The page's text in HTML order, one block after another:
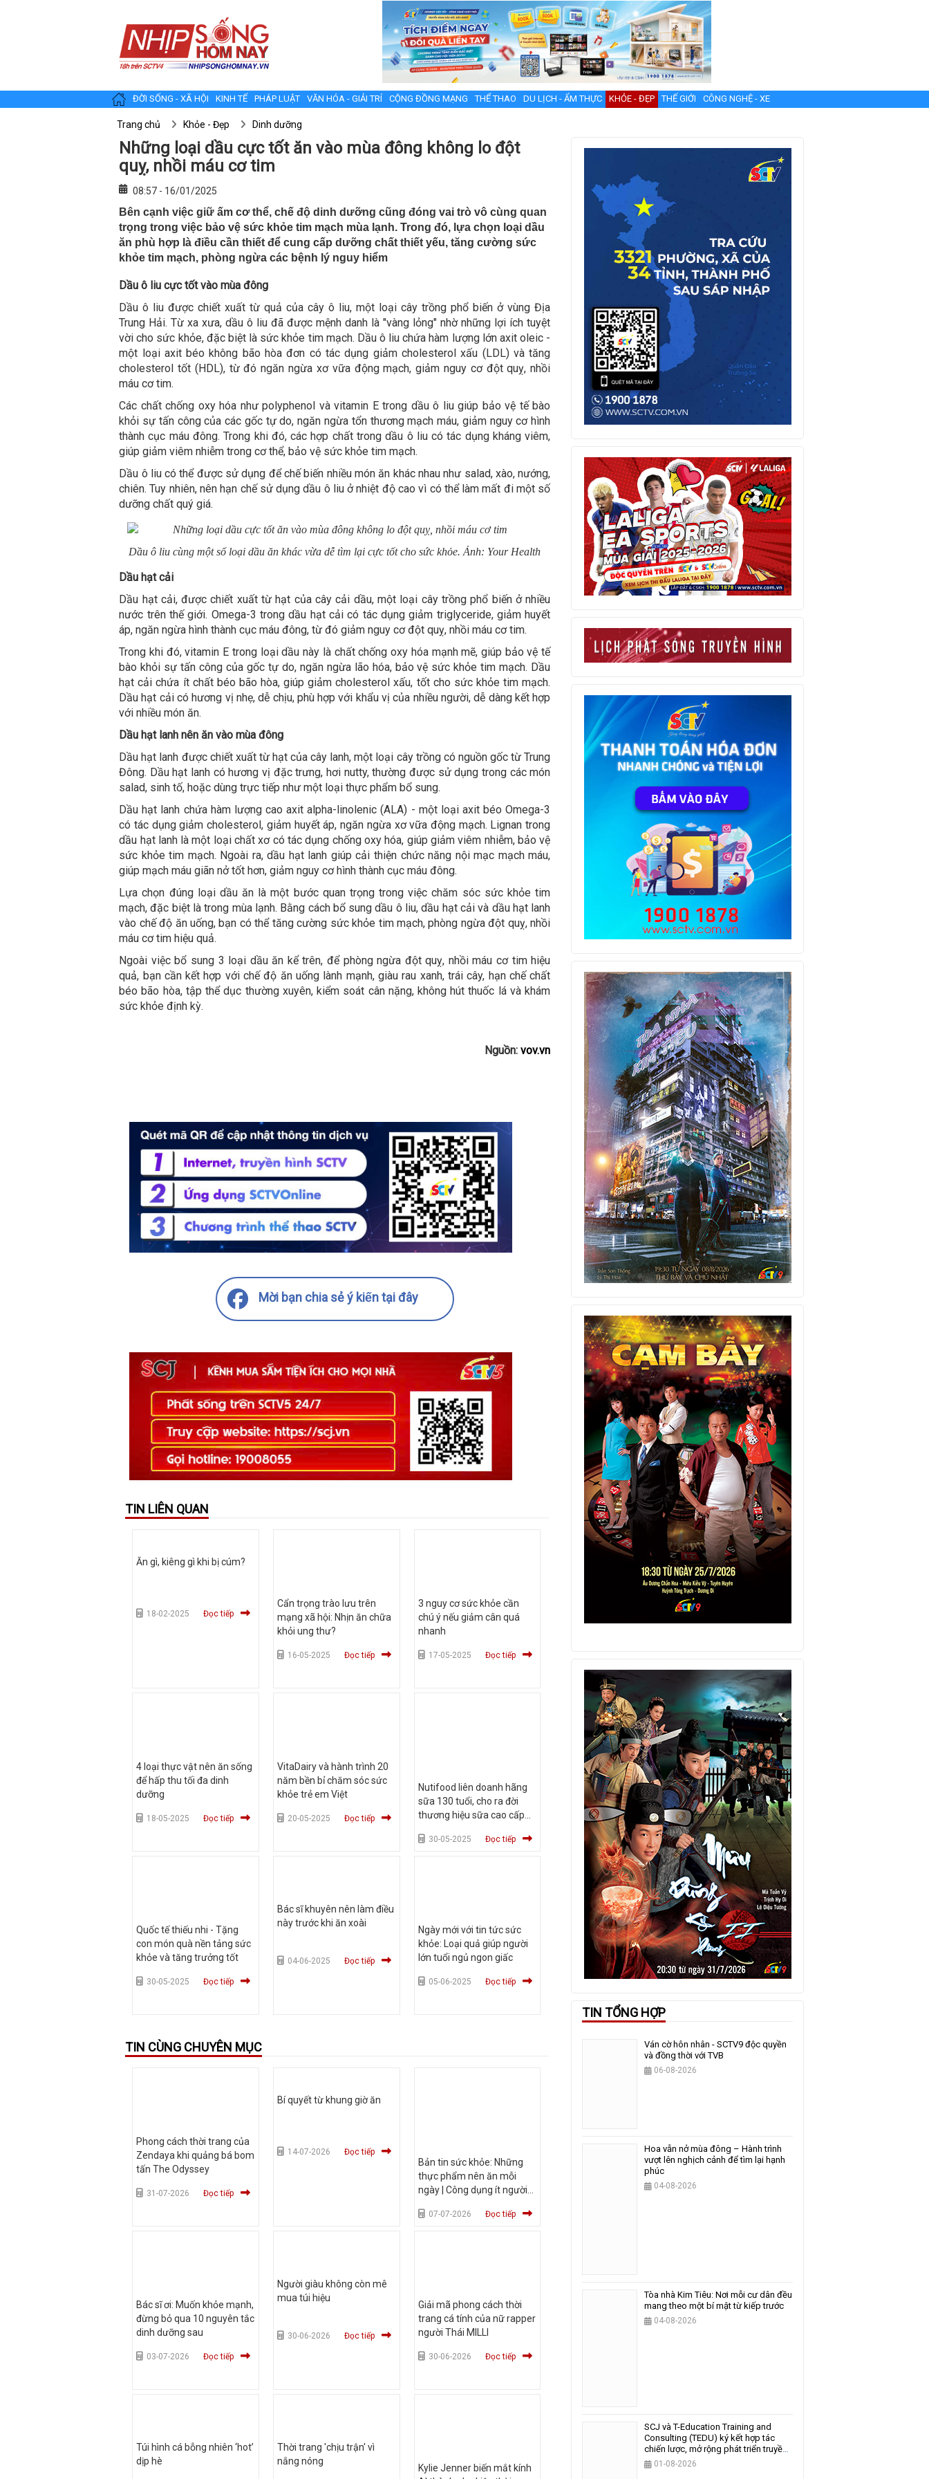
ĐỜI SỐNG - XÃ HỘI KINH TẾ PHÁP LUẬT VĂN HÓA - GIẢI TRÍ CỘNG ĐỒNG MẠNG THỂ THAO DU LỊCH - ẨM THỰC KHỎE - ĐẸP THẾ GIỚI CÔNG NGHỆ - XE
Trang chủ Khỏe - Đẹp Dinh dưỡng
Những loại dầu cực tốt ăn vào mùa đông không lo đột
quỵ, nhồi máu cơ tim
08:57 - 16/01/2025
Bên cạnh việc giữ ấm cơ thể, chế độ dinh dưỡng cũng đóng vai trò vô cùng quan
trọng trong việc bảo vệ sức khỏe tim mạch mùa lạnh. Trong đó, lựa chọn loại dầu
ăn phù hợp là điều cần thiết để cung cấp dưỡng chất thiết yếu, tăng cường sức
khỏe tim mạch, phòng ngừa các bệnh lý nguy hiểm
Dầu ô liu cực tốt vào mùa đông
Dầu ô liu được chiết xuất từ quả của cây ô liu, một loại cây trồng phổ biến ở vùng Địa
Trung Hải. Từ xa xưa, dầu ô liu đã được mệnh danh là "vàng lỏng" nhờ những lợi ích tuyệt
vời cho sức khỏe, đặc biệt là sức khỏe tim mạch. Dầu ô liu chứa hàm lượng lớn axit oleic -
một loại axit béo không bão hòa đơn có tác dụng giảm cholesterol xấu (LDL) và tăng
cholesterol tốt (HDL), từ đó ngăn ngừa xơ vữa động mạch, giảm nguy cơ đột quỵ, nhồi
máu cơ tim.
Các chất chống oxy hóa như polyphenol và vitamin E trong dầu ô liu giúp bảo vệ tế bào
khỏi sự tấn công của các gốc tự do, ngăn ngừa tổn thương mạch máu, giảm nguy cơ hình
thành cục máu đông. Trong khi đó, các hợp chất trong dầu ô liu có tác dụng kháng viêm,
giúp giảm viêm nhiễm trong cơ thể, bảo vệ sức khỏe tim mạch.
Dầu ô liu có thể được sử dụng để chế biến nhiều món ăn khác nhau như salad, xào, nướng,
chiên. Tuy nhiên, nên hạn chế sử dụng dầu ô liu ở nhiệt độ cao vì có thể làm mất đi một số
dưỡng chất quý giá.
Dầu ô liu cùng một số loại dầu ăn khác vừa dễ tìm lại cực tốt cho sức khỏe. Ảnh: Your Health
Dầu hạt cải
Dầu hạt cải, được chiết xuất từ hạt của cây cải dầu, một loại cây trồng phổ biến ở nhiều
nước trên thế giới. Omega-3 trong dầu hạt cải có tác dụng giảm triglyceride, giảm huyết
áp, ngăn ngừa hình thành cục máu đông, từ đó giảm nguy cơ đột quỵ, nhồi máu cơ tim.
Trong khi đó, vitamin E trong loại dầu này là chất chống oxy hóa mạnh mẽ, giúp bảo vệ tế
bào khỏi sự tấn công của gốc tự do, ngăn ngừa lão hóa, bảo vệ sức khỏe tim mạch. Dầu
hạt cải chứa ít chất béo bão hòa, giúp giảm cholesterol xấu, tốt cho sức khỏe tim mạch.
Dầu hạt cải có hương vị nhẹ, dễ chịu, phù hợp với khẩu vị của nhiều người, dễ dàng kết hợp
với nhiều món ăn.
Dầu hạt lanh nên ăn vào mùa đông
Dầu hạt lanh được chiết xuất từ hạt của cây lanh, một loại cây trồng có nguồn gốc từ Trung
Đông. Dầu hạt lanh có hương vị đặc trưng, hơi nutty, thường được sử dụng trong các món
salad, sinh tố, hoặc dùng trực tiếp như một loại thực phẩm bổ sung.
Dầu hạt lanh chứa hàm lượng cao axit alpha-linolenic (ALA) - một loại axit béo Omega-3
có tác dụng giảm cholesterol, giảm huyết áp, ngăn ngừa xơ vữa động mạch. Lignan trong
dầu hạt lanh là một loại chất xơ có tác dụng chống oxy hóa, giúp giảm viêm nhiễm, bảo vệ
sức khỏe tim mạch. Ngoài ra, dầu hạt lanh giúp cải thiện chức năng nội mạc mạch máu,
giúp mạch máu giãn nở tốt hơn, giảm nguy cơ hình thành cục máu đông.
Lựa chọn đúng loại dầu ăn là một bước quan trọng trong việc chăm sóc sức khỏe tim
mạch, đặc biệt là trong mùa lạnh. Bằng cách bổ sung dầu ô liu, dầu hạt cải và dầu hạt lanh
vào chế độ ăn uống, bạn có thể tăng cường sức khỏe tim mạch, phòng ngừa đột quỵ, nhồi
máu cơ tim hiệu quả.
Ngoài việc bổ sung 3 loại dầu ăn kể trên, để phòng ngừa đột quỵ, nhồi máu cơ tim hiệu
quả, bạn cần kết hợp với chế độ ăn uống lành mạnh, giàu rau xanh, trái cây, hạn chế chất
béo bão hòa, tập thể dục thường xuyên, kiểm soát cân nặng, không hút thuốc lá và khám
sức khỏe định kỳ.
Nguồn:vov.vn
Mời bạn chia sẻ ý kiến tại đây
TIN LIÊN QUAN
Ăn gì, kiêng gì khi bị cúm?
18-02-2025 Đọc tiếp
Cẩn trọng trào lưu trên
mạng xã hội: Nhịn ăn chữa
khỏi ung thư?
16-05-2025 Đọc tiếp
3 nguy cơ sức khỏe cần
chú ý nếu giảm cân quá
nhanh
17-05-2025 Đọc tiếp
4 loại thực vật nên ăn sống
để hấp thu tối đa dinh
dưỡng
18-05-2025 Đọc tiếp
VitaDairy và hành trình 20
năm bền bỉ chăm sóc sức
khỏe trẻ em Việt
20-05-2025 Đọc tiếp
Nutifood liên doanh hãng
sữa 130 tuổi, cho ra đời
thương hiệu sữa cao cấp
30-05-2025 Đọc tiếp
Quốc tế thiếu nhi - Tặng
con món quà nền tảng sức
khỏe và tăng trưởng tốt
30-05-2025 Đọc tiếp
Bác sĩ khuyên nên làm điều
này trước khi ăn xoài
04-06-2025 Đọc tiếp
Ngày mới với tin tức sức
khỏe: Loại quả giúp người
lớn tuổi ngủ ngon giấc
05-06-2025 Đọc tiếp
TIN CÙNG CHUYÊN MỤC
Phong cách thời trang của
Zendaya khi quảng bá bom
tấn The Odyssey
31-07-2026 Đọc tiếp
Bí quyết từ khung giờ ăn
14-07-2026 Đọc tiếp
Bản tin sức khỏe: Những
thực phẩm nên ăn mỗi
ngày | Công dụng ít người
07-07-2026 Đọc tiếp
Bác sĩ ơi: Muốn khỏe mạnh,
đừng bỏ qua 10 nguyên tắc
dinh dưỡng sau
03-07-2026 Đọc tiếp
Người giàu không còn mê
mua túi hiệu
30-06-2026 Đọc tiếp
Giải mã phong cách thời
trang cá tính của nữ rapper
người Thái MILLI
30-06-2026 Đọc tiếp
Túi hình cá bỗng nhiên ‘hot’
dịp hè
Thời trang 'chịu trận' vì
nắng nóng
Kylie Jenner biến mắt kính
TIN TỔNG HỢP
Ván cờ hôn nhân - SCTV9 độc quyền
và đồng thời với TVB
06-08-2026
Hoa vẫn nở mùa đông – Hành trình
vượt lên nghịch cảnh để tìm lại hạnh
phúc
04-08-2026
Tòa nhà Kim Tiêu: Nơi mỗi cư dân đều
mang theo một bí mật từ kiếp trước
04-08-2026
SCJ và T-Education Training and
Consulting (TEDU) ký kết hợp tác
chiến lược, mở rộng phát triển truyền
thông và giáo dục
01-08-2026